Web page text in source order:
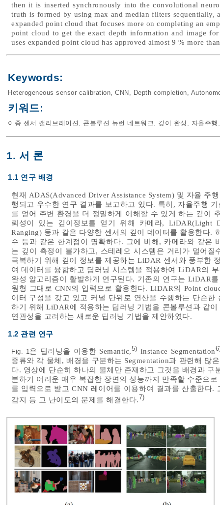
then it is inserted synchronously into the convolutional
truth is formed by using max and median filters
expanded point cloud that focuses more on completing an
point cloud to get the exact depth information and image
uses expanded point cloud has approved almost 9 % more
Keywords:
Heterogeneous sensor calibration, CNN , Depth completion,
키워드:
이종 센서 캘리브레이션 , 콘볼루션 뉴런 네트워크, 깊이 완성 , 자율주행
1. 서 론
1.1 연구 배경
현재 ADAS(Advanced Driver Assistance System) 및 자율 주
행되고 우수한 연구 결과를 보고하고 있다. 특히, 자율주행
를 얻어 주변 환경을 더 정밀하게 이해할 수 있게 하는 깊이
뢰성이 있는 깊이정보를 얻기 위해 카메라, LiDAR(Light
Ranging) 등과 같은 다양한 센서의 깊이 데이터를 활용한다.
수 등과 같은 한계점이 명확하다. 그에 비해, 카메라와 같은
는 깊이 측정이 불가하고, 스테레오 시스템은 거리가 멀어
극복하기 위해 깊이 정보를 제공하는 LiDAR 센서와 풍부한
여 데이터를 융합하고 딥러닝 시스템을 적용하여 LiDAR의
완성 알고리즘이 활발하게 연구된다. 기존의 연구는 LiDAR
원형 그대로 CNN의 입력으로 활용한다. LiDAR의 Point
이터 구성을 갖고 있고 커널 단위로 연산을 수행하는 단순
하기 위해 LiDAR에 적용하는 딥러닝 기법을 콘볼루션과 같
연관성을 고려하는 새로운 딥러닝 기법을 제안하였다.
1.2 관련 연구
Fig. 1 은 딥러닝을 이용한 Semantic,5) Instance Segmentation
종류와 각 물체, 배경을 구분하는 Segmentation과 관련해 많
다. 영상에 단순히 하나의 물체만 존재하고 그것을 배경과
분하기 어려운 매우 복잡한 장면의 성능까지 만족할 수준으
를 입력으로 받고 CNN 레이어를 이용하여 결과를 산출한다
감지 등 고 난이도의 문제를 해결한다.7)